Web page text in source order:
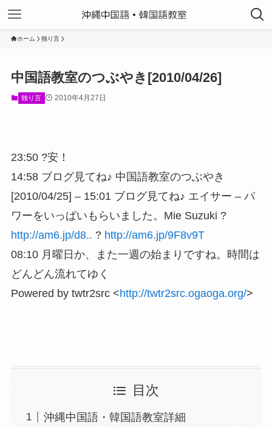
ホーム 独り言
中国語教室のつぶやき[2010/04/26]
独り言 2010年4月27日
23:50 ?安！
14:58 ブログ見てね♪ 中国語教室のつぶやき
[2010/04/25] – 15:01 ブログ見てね♪ エイサー – パ
ワーをいっぱいもらいました。Mie Suzuki ?
http://am6.jp/d8.. ? http://am6.jp/9F8v9T
08:10 月曜日か、また一週の始まりですね。時間は
どんどん流れてゆく
Powered by twtr2src <http://twtr2src.ogaoga.org/>
目次
沖縄中国語・韓国語教室詳細